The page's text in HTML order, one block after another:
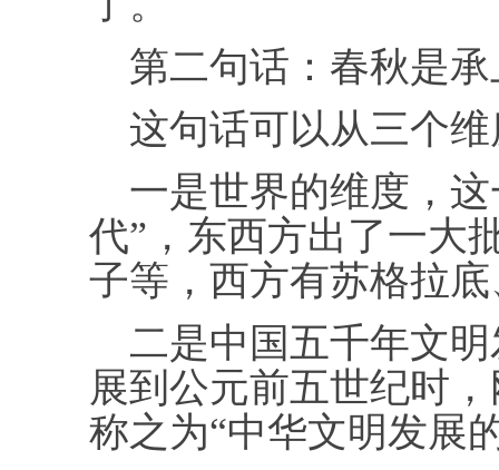
第二句话：春秋是承
这句话可以从三个维
一是世界的维度，这
代”，东西方出了一大
子等，西方有苏格拉
二是中国五千年文明
展到公元前五世纪时
称之为“中华文明发展